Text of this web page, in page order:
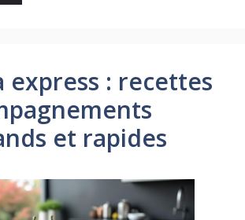
express : recettes
et rapides